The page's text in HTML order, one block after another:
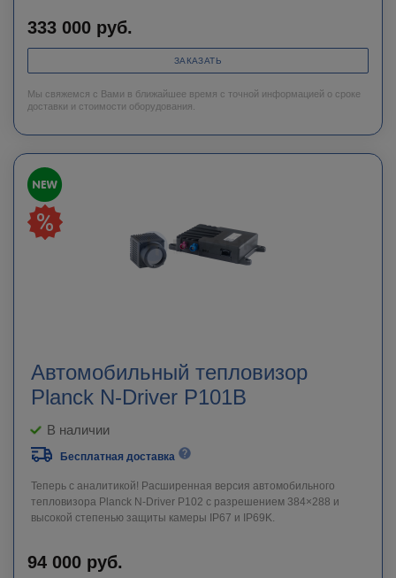
333 000 руб.
ЗАКАЗАТЬ
Мы свяжемся с Вами в ближайшее время с точной информацией о сроке
доставки и стоимости оборудования.
Автомобильный тепловизор
Planck N-Driver P101B
В наличии
Бесплатная доставка
Теперь с аналитикой! Расширенная версия автомобильного
тепловизора Planck N-Driver P102 с разрешением 384×288 и
высокой степенью защиты камеры IP67 и IP69K.
94 000 руб.